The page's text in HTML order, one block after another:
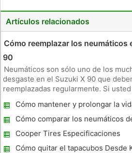
Artículos relacionados
Cómo reemplazar los neumáticos
90
Neumáticos son sólo uno de los
desgaste en el Suzuki X 90 que
reemplazadas regularmente. Si
cómo extraer e instalar los
tarea no debería
Cómo mantener y prolongar la
neumáticos de su coche
Cómo comparar los neumáticos
carretera
Cooper Tires Especificaciones
Cómo quitar el tapacubos Desde